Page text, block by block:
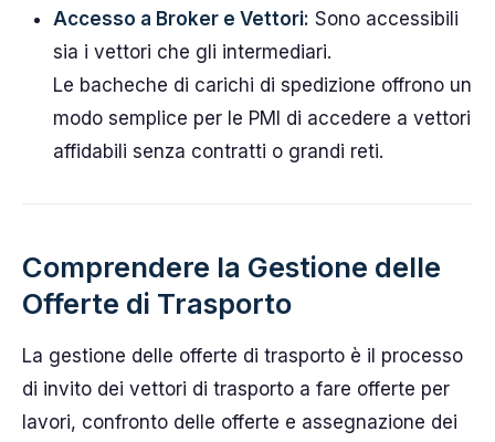
Accesso a Broker e Vettori: Sono accessibili
sia i vettori che gli intermediari.
Le bacheche di carichi di spedizione offrono un
modo semplice per le PMI di accedere a vettori
affidabili senza contratti o grandi reti.
Comprendere la Gestione delle
Offerte di Trasporto
La gestione delle offerte di trasporto è il processo
di invito dei vettori di trasporto a fare offerte per
lavori, confronto delle offerte e assegnazione dei